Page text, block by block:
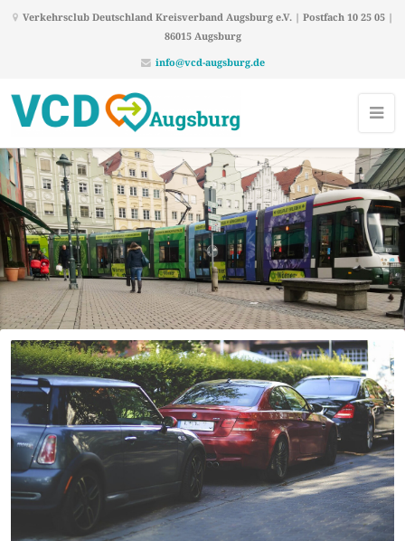
Verkehrsclub Deutschland Kreisverband Augsburg e.V. | Postfach 10 25 05 |
86015 Augsburg
info@vcd-augsburg.de